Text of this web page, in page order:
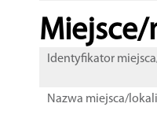
Identyfikator
Nazwa miejsca/